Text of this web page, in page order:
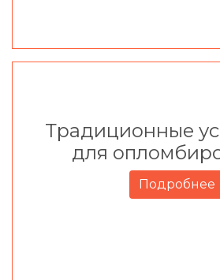
Традиционные
для
Подробнее